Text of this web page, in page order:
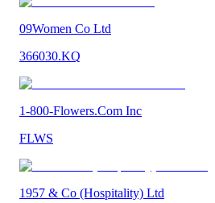
09Women Co Ltd
366030.KQ
1-800-Flowers.Com Inc
FLWS
1957 & Co (Hospitality) Ltd